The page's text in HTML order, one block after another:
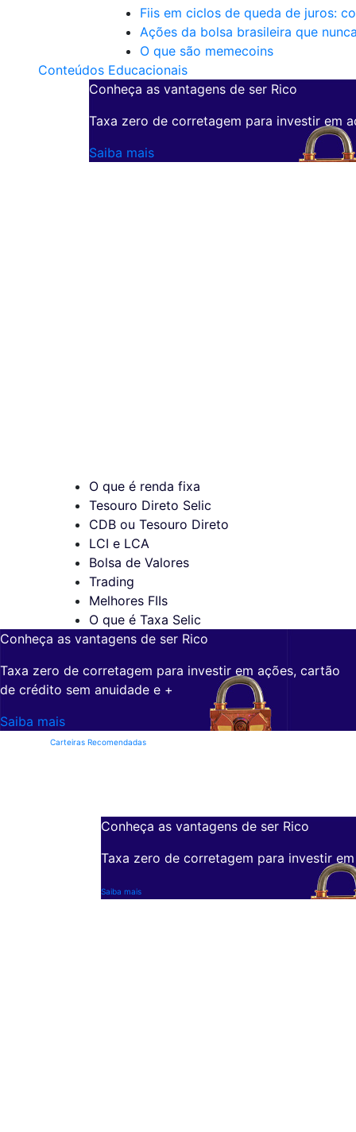
Fiis em ciclos de queda de juros:
Ações da bolsa brasileira que
O que são memecoins
Conteúdos Educacionais
Conheça as vantagens de ser Rico
Taxa zero de corretagem para investir em
Saiba mais
O que é renda fixa
Tesouro Direto Selic
CDB ou Tesouro Direto
LCI e LCA
Bolsa de Valores
Trading
Melhores FIIs
O que é Taxa Selic
Conheça as vantagens de ser Rico
Taxa zero de corretagem para investir em ações, cartão
de crédito sem anuidade e +
Saiba mais
Carteiras Recomendadas
Conheça as vantagens de ser Rico
Taxa zero de corretagem para investir
Saiba mais